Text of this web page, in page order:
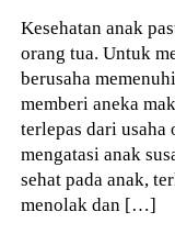
Kesehatan anak
orang tua. Untuk
berusaha
memberi aneka
terlepas dari usaha
mengatasi anak
sehat pada anak,
menolak dan […]